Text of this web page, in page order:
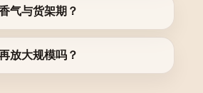
气与货架期？
放大规模吗？